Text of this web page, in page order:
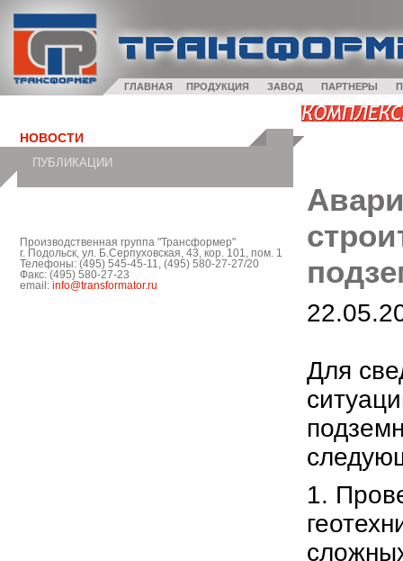
ГЛАВНАЯ ПРОДУКЦИЯ ЗАВОД ПАРТНЕРЫ
НОВОСТИ
ПУБЛИКАЦИИ
Производственная группа "Трансформер"
г. Подольск, ул. Б.Серпуховская, 43, кор. 101, пом. 1
Телефоны: (495) 545-45-11, (495) 580-27-27/20
Факс: (495) 580-27-23
email: info@transformator.ru
Для
1.